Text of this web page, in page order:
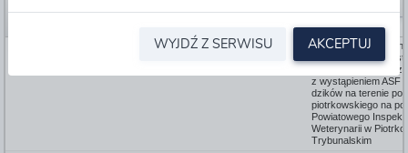
WYJDŹ Z SERWISU AKCEPTUJ
WIP.261.49.2026.KA
Usługi
terenów z
psów tropiących w
z wystąpieniem ASF u
dzików na terenie
piotrkowskiego na
Powiatowego
Weterynarii w
Trybunalskim